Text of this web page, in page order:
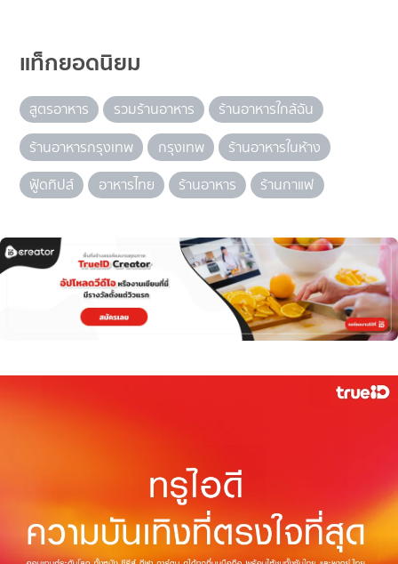
แท็กยอดนิยม
สูตรอาหาร รวมร้านอาหาร
ร้านอาหารใกล้ฉัน
ร้านอาหารกรุงเทพ
กรุงเทพ
ร้านอาหารในห้าง
ฟู้ดทิปส์
อาหารไทย ร้านอาหาร ร้านกาแฟ